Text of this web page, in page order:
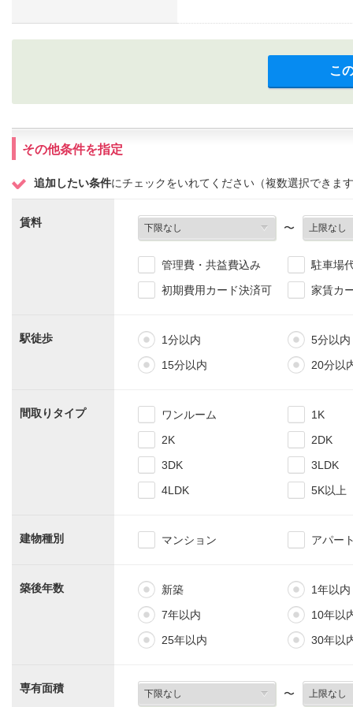
こ
その他条件を指定
追加したい条件にチェックをいれてください（複数選択できま
賃料 〜
管理費・共益費込み
駐車場
初期費用カード決済可
家賃カ
駅徒歩 1分以内
5分以内
15分以内
20分以
間取りタイプ ワンルーム
1K
2K
2DK
3DK
3LDK
4LDK
5K以上
建物種別 マンション アパー
築後年数 新築
1年以内
7年以内
10年以
25年以内
30年以
専有面積 〜